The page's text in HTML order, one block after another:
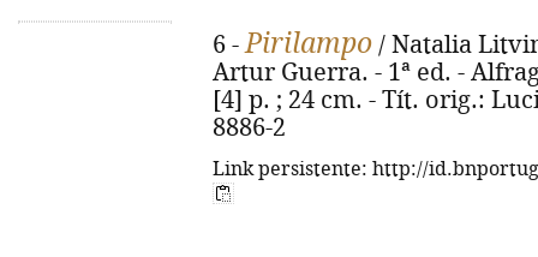
6 -Pirilampo / Natalia
Artur Guerra. - 1ª ed. -
[4] p. ; 24 cm. - Tít. orig.:
8886-2
Link persistente: http://